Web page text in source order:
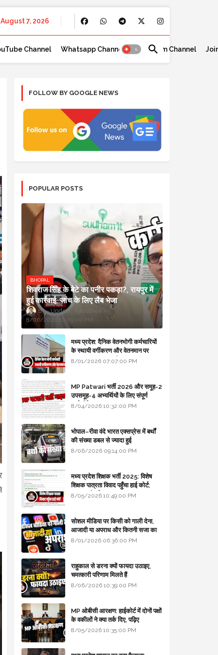
August 7, 2026
Channel Whatsapp Channel Telegram Channel
FOLLOW BY GOOGLE NEWS
POPULAR POSTS
BHOPAL
शिवराज सिंह के बेटे का पनीर पकड़ा?, रायपुर में
हुई कार्रवाई, जांच के लिए लैब भेजा
Updesh Awasthee
8/06/2026 10:09:00 PM
मध्य प्रदेश: दैनिक वेतनभोगी कर्मचारियों
के स्थायी वर्गीकरण और वेतनमान पर
सरकार का बड़ा स्पष्टीकरण
8/01/2026 07:07:00 PM
MP Patwari भर्ती 2026 और समूह-2
उपसमूह-4 अभ्यर्थियों के लिए संपूर्ण
मार्गदर्शिका
8/04/2026 10:32:00 PM
भोपाल–रीवा वंदे भारत एक्सप्रेस में बर्थों
की संख्या डबल से ज्यादा हुई
8/06/2026 09:14:00 PM
मध्य प्रदेश शिक्षक भर्ती 2025: विशेष
शिक्षक पात्रता विवाद पहुँचा हाई कोर्ट;
सरकार से माँगा जवाब
8/05/2026 10:49:00 PM
सोशल मीडिया पर किसी को गाली देना,
आजादी या अपराध और कितनी सजा का
प्रावधान - free legal advice
8/01/2026 06:36:00 PM
राहुकाल से डरना क्यों फायदा उठाइए,
चमत्कारी परिणाम मिलते हैं
8/06/2026 10:39:00 PM
MP ओबीसी आरक्षण: हाईकोर्ट में दोनों पक्षों
के वकीलों ने क्या तर्क दिए, पढ़िए
8/05/2026 10:35:00 PM